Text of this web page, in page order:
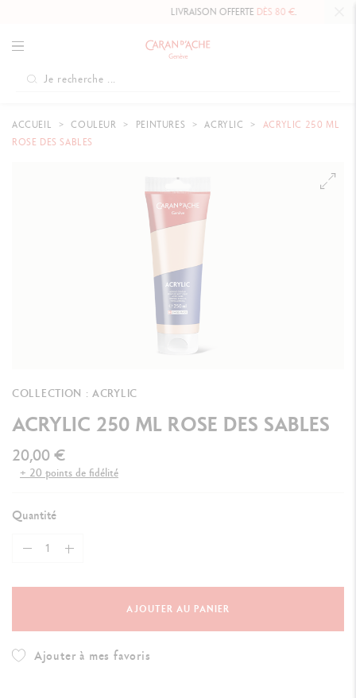
LIVRAISON OFFERTEDÈS 80 €.
ACCUEIL COULEUR PEINTURES ACRYLIC
ACRYLIC 250 ML
ROSE DES SABLES
COLLECTION : ACRYLIC
ACRYLIC 250 ML ROSE DES SABLES
20,00 €
+ 20 points de fidélité
Quantité
AJOUTER AU PANIER
Ajouter à mes favoris